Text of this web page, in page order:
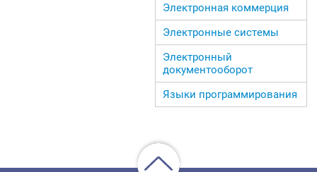
Электронная коммерция
Электронные системы
Электронный
документооборот
Языки программирования